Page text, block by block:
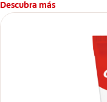
Descubra más